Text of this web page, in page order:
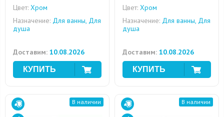
Цвет: Хром
Назначение: Для ванны, Для
душа
Доставим: 10.08.2026
Цвет: Хром
Назначение: Для ванны, Для
душа
Доставим: 10.08.2026
В наличии В наличии